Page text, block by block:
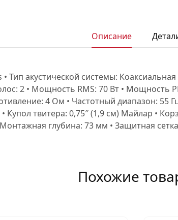
Описание
• Тип акустической системы: Коаксиальная
2 • Мощность RMS: 70 Вт • Мощность
4 Ом • Частотный диапазон: 55
Купол твитера: 0,75″ (1,9 см) Майлар •
глубина: 73 мм • Защитная
Похожие